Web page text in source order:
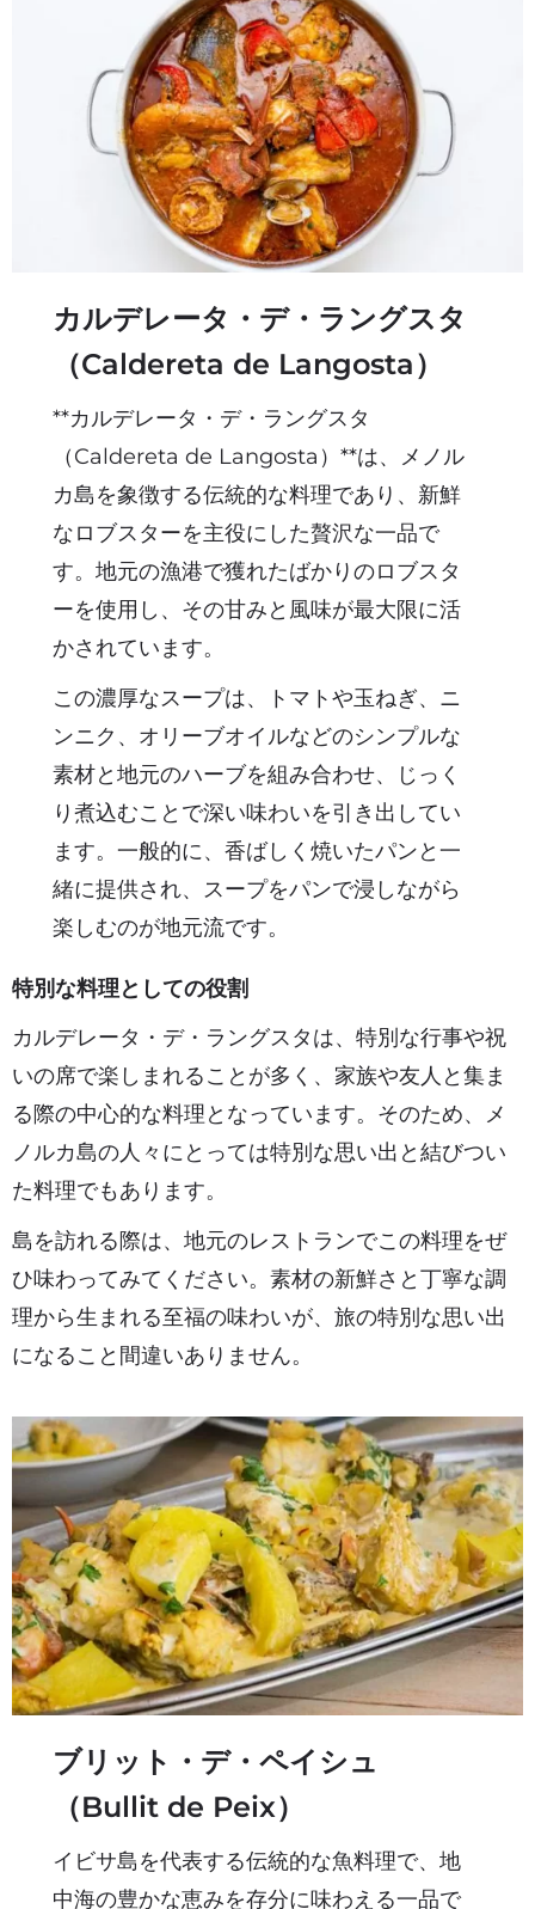
カルデレータ・デ・ラングスタ
（Caldereta de Langosta）
**カルデレータ・デ・ラングスタ
（Caldereta de Langosta）**は、メノル
カ島を象徴する伝統的な料理であり、新鮮
なロブスターを主役にした贅沢な一品で
す。地元の漁港で獲れたばかりのロブスタ
ーを使用し、その甘みと風味が最大限に活
かされています。
この濃厚なスープは、トマトや玉ねぎ、ニ
ンニク、オリーブオイルなどのシンプルな
素材と地元のハーブを組み合わせ、じっく
り煮込むことで深い味わいを引き出してい
ます。一般的に、香ばしく焼いたパンと一
緒に提供され、スープをパンで浸しながら
楽しむのが地元流です。
特別な料理としての役割
カルデレータ・デ・ラングスタは、特別な行事や祝
いの席で楽しまれることが多く、家族や友人と集ま
る際の中心的な料理となっています。そのため、メ
ノルカ島の人々にとっては特別な思い出と結びつい
た料理でもあります。
島を訪れる際は、地元のレストランでこの料理をぜ
ひ味わってみてください。素材の新鮮さと丁寧な調
理から生まれる至福の味わいが、旅の特別な思い出
になること間違いありません。
ブリット・デ・ペイシュ
（Bullit de Peix）
イビサ島を代表する伝統的な魚料理で、地
中海の豊かな恵みを存分に味わえる一品で